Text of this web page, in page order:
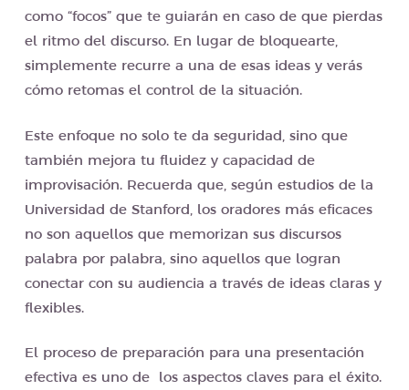
como “focos” que te guiarán en caso de que pierdas
el ritmo del discurso. En lugar de bloquearte,
simplemente recurre a una de esas ideas y verás
cómo retomas el control de la situación.
Este enfoque no solo te da seguridad, sino que
también mejora tu fluidez y capacidad de
improvisación. Recuerda que, según estudios de la
Universidad de Stanford, los oradores más eficaces
no son aquellos que memorizan sus discursos
palabra por palabra, sino aquellos que logran
conectar con su audiencia a través de ideas claras y
flexibles.
El proceso de preparación para una presentación
efectiva es uno de los aspectos claves para el éxito.